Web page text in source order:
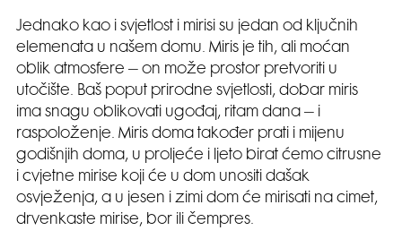
Jednako kao i svjetlost i mirisi su jedan od ključnih
elemenata u našem domu. Miris je tih, ali moćan
oblik atmosfere – on može prostor pretvoriti u
utočište. Baš poput prirodne svjetlosti, dobar miris
ima snagu oblikovati ugođaj, ritam dana – i
raspoloženje. Miris doma također prati i mijenu
godišnjih doma, u proljeće i ljeto birat ćemo citrusne
i cvjetne mirise koji će u dom unositi dašak
osvježenja, a u jesen i zimi dom će mirisati na cimet,
drvenkaste mirise, bor ili čempres.